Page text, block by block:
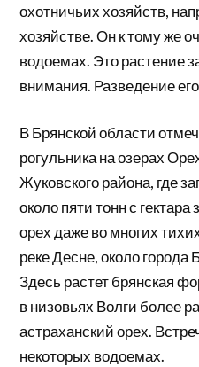
охотничьих хозяйств,
хозяйстве. Он к тому же
водоемах. Это растение
внимания. Разведение
В Брянской области
рогульника на озерах
Жуковского района, где
около пяти тонн с
орех даже во многих
реке Десне, около города
Здесь растет брянская
в низовьях Волги более
астраханский орех.
некоторых водоемах.